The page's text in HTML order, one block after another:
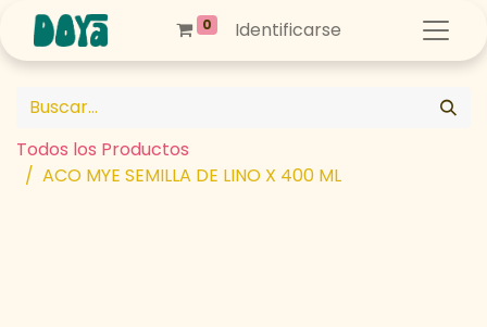
0 Identificarse
Todos los Productos
ACO MYE SEMILLA DE LINO X 400 ML